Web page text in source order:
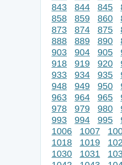
843
844 845
858
859 860
873
874 875
888
889 890
903
904 905
918
919 920
933
934 935
948
949 950
963
964 965
978
979 980
993
994 995
1006
1007
1018
1019
1030
1031